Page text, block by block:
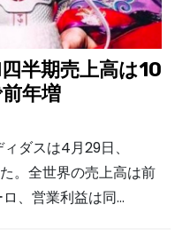
半期売上高は10
年増
ダスは4月29日、
。全世界の売上高は前
、営業利益は同…